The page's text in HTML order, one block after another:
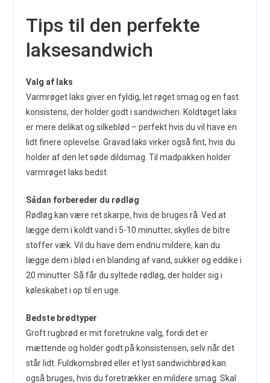
Tips til den perfekte
laksesandwich
Valg af laks
Varmrøget laks giver en fyldig, let røget smag og en fast
konsistens, der holder godt i sandwichen. Koldtøget laks
er mere delikat og silkeblød – perfekt hvis du vil have en
lidt finere oplevelse. Gravad laks virker også fint, hvis du
holder af den let søde dildsmag. Til madpakken holder
varmrøget laks bedst.
Sådan forbereder du rødløg
Rødløg kan være ret skarpe, hvis de bruges rå. Ved at
lægge dem i koldt vand i 5-10 minutter, skylles de bitre
stoffer væk. Vil du have dem endnu mildere, kan du
lægge dem i blød i en blanding af vand, sukker og eddike i
20 minutter. Så får du syltede rødløg, der holder sig i
køleskabet i op til en uge.
Bedste brødtyper
Groft rugbrød er mit foretrukne valg, fordi det er
mættende og holder godt på konsistensen, selv når det
står lidt. Fuldkornsbrød eller et lyst sandwichbrød kan
også bruges, hvis du foretrækker en mildere smag. Skal